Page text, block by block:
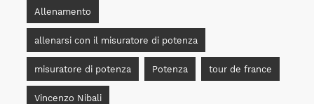
Allenamento
allenarsi con il misuratore di potenza
misuratore di potenza Potenza tour de france
Vincenzo Nibali